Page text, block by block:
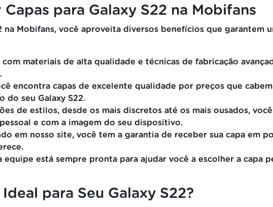
para Galaxy S22 na Mobifans
na Mobifans, você aproveita diversos benefícios que garantem
com materiais de alta qualidade e técnicas de fabricação
encontra capas de excelente qualidade por preços que
do seu Galaxy S22.
de estilos, desde os mais discretos até os mais ousados,
e com a imagem do seu dispositivo.
em nosso site, você tem a garantia de receber sua capa em
equipe está sempre pronta para ajudar você a escolher a capa
para Seu Galaxy S22?